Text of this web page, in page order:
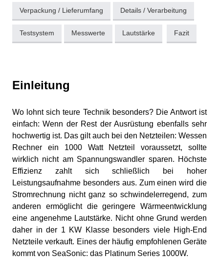
Verpackung / Lieferumfang Details / Verarbeitung
Testsystem Messwerte Lautstärke Fazit
Einleitung
Wo lohnt sich teure Technik besonders? Die Antwort ist
einfach: Wenn der Rest der Ausrüstung ebenfalls sehr
hochwertig ist. Das gilt auch bei den Netzteilen: Wessen
Rechner ein 1000 Watt Netzteil voraussetzt, sollte
wirklich nicht am Spannungswandler sparen. Höchste
Effizienz zahlt sich schließlich bei hoher
Leistungsaufnahme besonders aus. Zum einen wird die
Stromrechnung nicht ganz so schwindelerregend, zum
anderen ermöglicht die geringere Wärmeentwicklung
eine angenehme Lautstärke. Nicht ohne Grund werden
daher in der 1 KW Klasse besonders viele High-End
Netzteile verkauft. Eines der häufig empfohlenen Geräte
kommt von SeaSonic: das Platinum Series 1000W.